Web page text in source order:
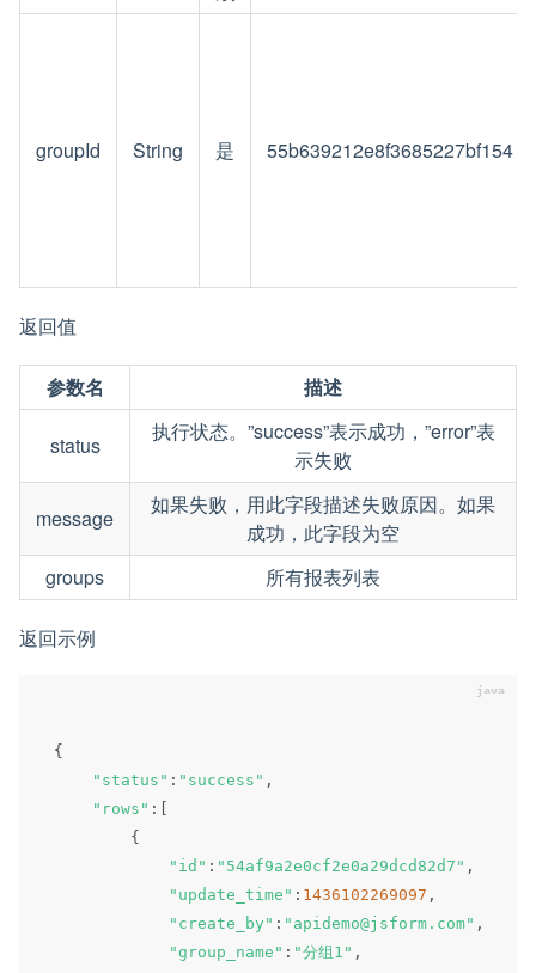
groupId String 是 55b639212e8f3685227bf154
返回值
参数名 描述
status
执行状态。”success”表示成功，”error”表
示失败
message
如果失败，用此字段描述失败原因。如果
成功，此字段为空
groups
所有报表列表
返回示例
{
"status" : "success" ,
"rows" :
{
"id" : "54af9a2e0cf2e0a29dcd82d7" ,
"update_time" : 1436102269097 ,
"create_by" : "apidemo@jsform.com" ,
"group_name" : "分组1" ,